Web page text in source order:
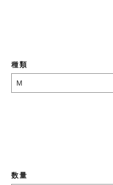
種類
数量